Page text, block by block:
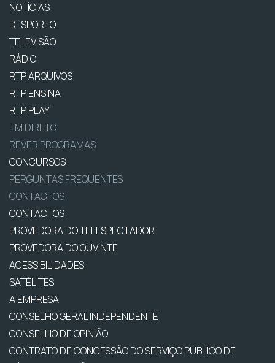
NOTÍCIAS
DESPORTO
TELEVISÃO
RÁDIO
RTP ARQUIVOS
RTP ENSINA
RTP PLAY
EM DIRETO
REVER PROGRAMAS
CONCURSOS
PERGUNTAS FREQUENTES
CONTACTOS
CONTACTOS
PROVEDORA DO TELESPECTADOR
PROVEDORA DO OUVINTE
ACESSIBILIDADES
SATÉLITES
A EMPRESA
CONSELHO GERAL INDEPENDENTE
CONSELHO DE OPINIÃO
CONTRATO DE CONCESSÃO DO SERVIÇO PÚBLICO DE